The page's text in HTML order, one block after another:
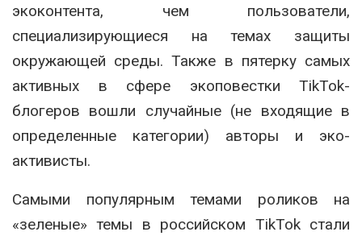
экоконтента, чем пользователи,
специализирующиеся на темах защиты
окружающей среды. Также в пятерку самых
активных в сфере экоповестки TikTok-
блогеров вошли случайные (не входящие в
определенные категории) авторы и эко-
активисты.
Самыми популярным темами роликов на
«зеленые» темы в российском TikTok стали